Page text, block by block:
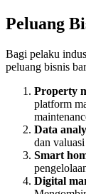
Peluang
Bagi pelaku
peluang bisnis
Property
platform
Data
dan
Smart
Digital